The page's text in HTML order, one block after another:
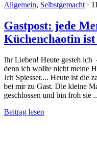
Allgemein, Selbstgemacht ·
Gastpost: jede
Küchenchaotin ist
Ihr Lieben! Heute gesteh ich
denn ich wollte nicht meine
Ich Spiesser.... Heute ist die
bei mir zu Gast. Die kleine
geschlossen und bin froh sie
Beitrag lesen